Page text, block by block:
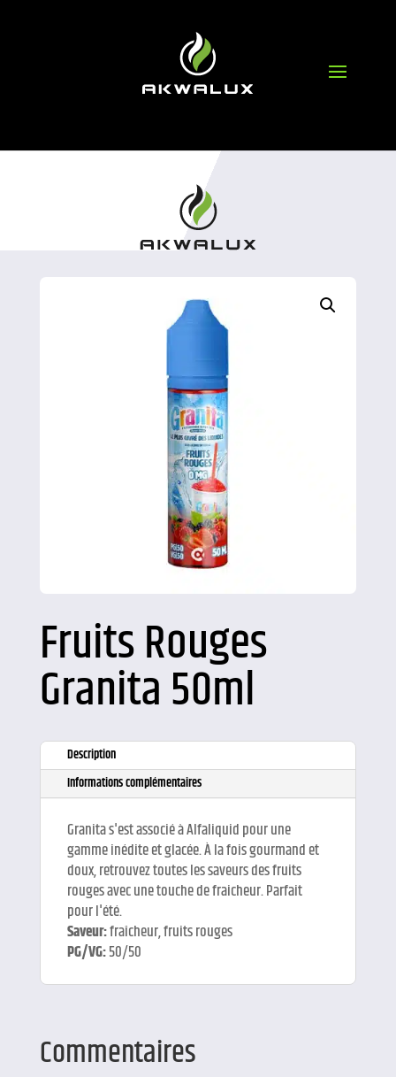
Fruits Rouges
Granita 50ml
Description
Informations complémentaires
Granita s'est associé à Alfaliquid pour une
gamme inédite et glacée. À la fois gourmand et
doux, retrouvez toutes les saveurs des fruits
rouges avec une touche de fraicheur. Parfait
pour l'été.
Saveur:fraîcheur, fruits rouges
PG/VG:50/50
Commentaires